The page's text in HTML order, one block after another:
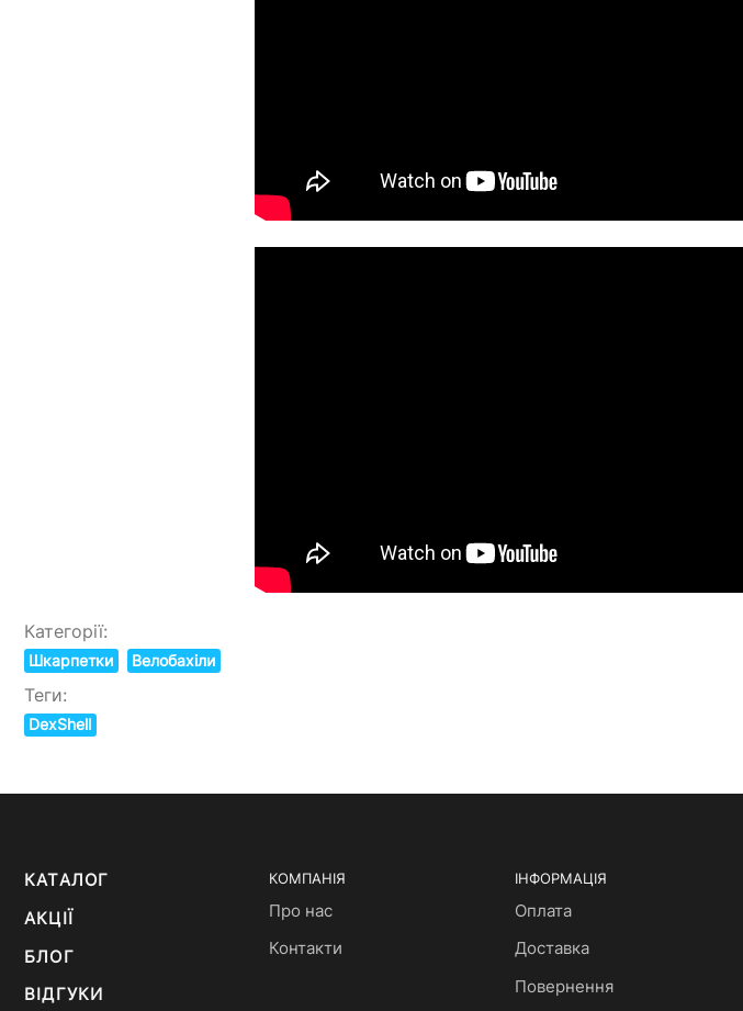
Категорії:
Шкарпетки Велобахіли
Теги:
DexShell
КАТАЛОГ
АКЦІЇ
БЛОГ
ВІДГУКИ
КОМПАНІЯ
Про нас
Контакти
ІНФОРМАЦІЯ
Оплата
Доставка
Повернення